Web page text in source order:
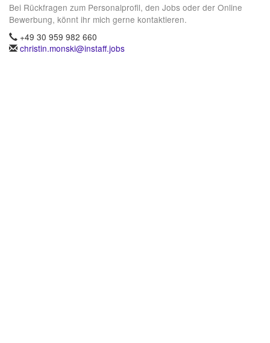
Bei Rückfragen zum Personalprofil, den Jobs oder der Online
Bewerbung, könnt ihr mich gerne kontaktieren.
+49 30 959 982 660
christin.monski@instaff.jobs